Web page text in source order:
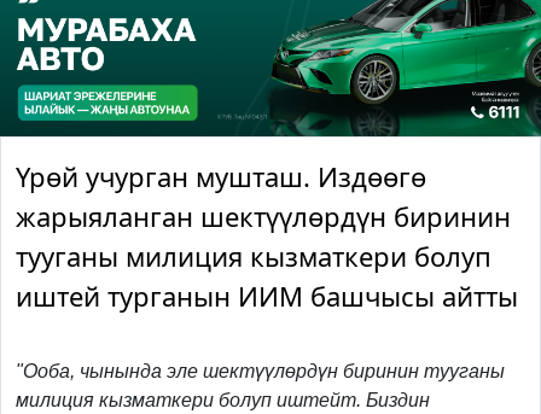
Үрөй учурган мушташ. Издөөгө
жарыяланган шектүүлөрдүн биринин
тууганы милиция кызматкери болуп
иштей турганын ИИМ башчысы айтты
"Ооба, чынында эле шектүүлөрдүн биринин тууганы
милиция кызматкери болуп иштейт. Биздин